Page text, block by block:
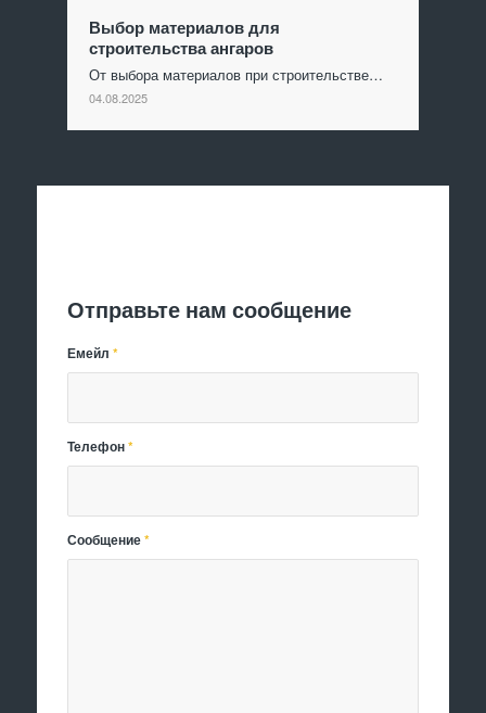
Выбор материалов для
строительства ангаров
От выбора материалов при строительстве…
04.08.2025
Отправьте нам сообщение
Емейл*
Телефон*
Сообщение*